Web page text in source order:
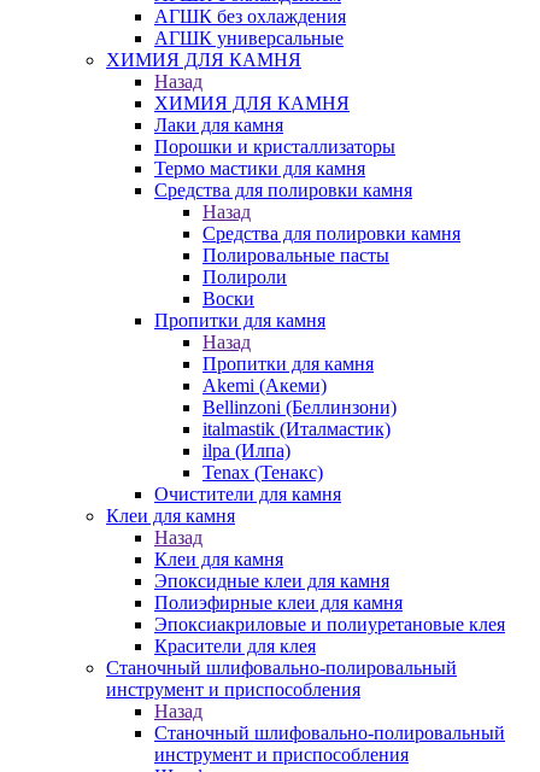
АГШК без охлаждения
АГШК универсальные
ХИМИЯ ДЛЯ КАМНЯ
Назад
ХИМИЯ ДЛЯ КАМНЯ
Лаки для камня
Порошки и кристаллизаторы
Термо мастики для камня
Средства для полировки камня
Назад
Средства для полировки камня
Полировальные пасты
Полироли
Воски
Пропитки для камня
Назад
Пропитки для камня
Akemi (Акеми)
Bellinzoni (Беллинзони)
italmastik (Италмастик)
ilpa (Илпа)
Tenax (Тенакс)
Очистители для камня
Клеи для камня
Назад
Клеи для камня
Эпоксидные клеи для камня
Полиэфирные клеи для камня
Эпоксиакриловые и полиуретановые клея
Красители для клея
Станочный шлифовально-полировальный
инструмент и приспособления
Назад
Станочный шлифовально-полировальный
инструмент и приспособления